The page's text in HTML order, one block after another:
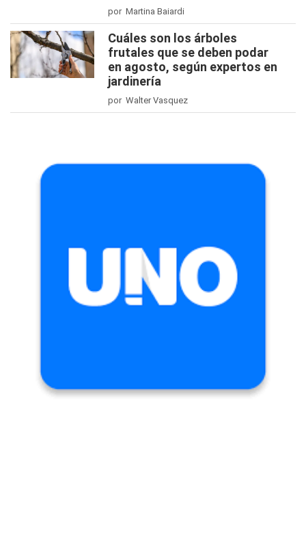
por Martina Baiardi
Cuáles son los árboles
frutales que se deben podar
en agosto, según expertos en
jardinería
por Walter Vasquez